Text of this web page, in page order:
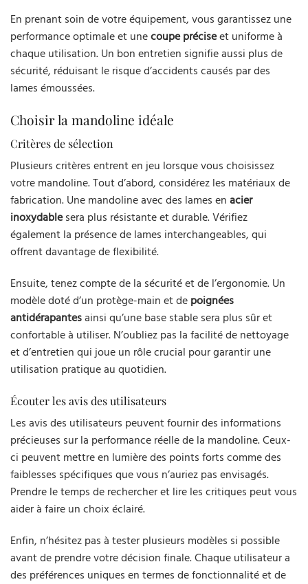
En prenant soin de votre équipement, vous garantissez une
performance optimale et unecoupe préciseet uniforme à
chaque utilisation. Un bon entretien signifie aussi plus de
sécurité, réduisant le risque d’accidents causés par des
lames émoussées.
Choisir la mandoline idéale
Critères de sélection
Plusieurs critères entrent en jeu lorsque vous choisissez
votre mandoline. Tout d’abord, considérez les matériaux de
fabrication. Une mandoline avec des lames en acier
inoxydablesera plus résistante et durable. Vérifiez
également la présence de lames interchangeables, qui
offrent davantage de flexibilité.
Ensuite, tenez compte de la sécurité et de l’ergonomie. Un
modèle doté d’un protège-main et de poignées
antidérapantesainsi qu’une base stable sera plus sûr et
confortable à utiliser. N’oubliez pas la facilité de nettoyage
et d’entretien qui joue un rôle crucial pour garantir une
utilisation pratique au quotidien.
Écouter les avis des utilisateurs
Les avis des utilisateurs peuvent fournir des informations
précieuses sur la performance réelle de la mandoline. Ceux-
ci peuvent mettre en lumière des points forts comme des
faiblesses spécifiques que vous n’auriez pas envisagés.
Prendre le temps de rechercher et lire les critiques peut vous
aider à faire un choix éclairé.
Enfin, n’hésitez pas à tester plusieurs modèles si possible
avant de prendre votre décision finale. Chaque utilisateur a
des préférences uniques en termes de fonctionnalité et de